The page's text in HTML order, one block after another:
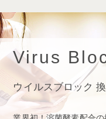
Virus
ウイルスブロック